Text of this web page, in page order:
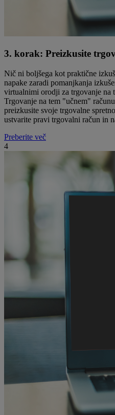
3. korak: Preizkusite
Nič ni boljšega kot praktične
napake zaradi pomanjkanja
virtualnimi orodji za trgovanje na
Trgovanje na tem "učnem"
preizkusite svoje trgovalne
ustvarite pravi trgovalni račun in
Preberite več
4